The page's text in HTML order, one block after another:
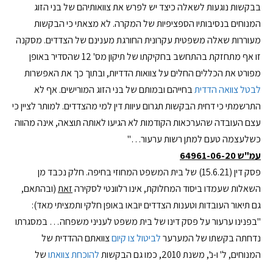
בבקשות נוגעות לשאלה כיצד יש לפרש את צוואותיהם של בני הזוג
המנוחים בנסיבותיו הספציפיות של המקרה. לא מצאתי כי הבקשות
מעוררות שאלה משפטית עקרונית החורגת מענינם של הצדדים. מסקנה
זו אף מתחזקת בהתחשב בחקיקתו של תיקון מס' 12 שהסדיר באופן
מפורט את הכללים החלים על צוואות הדדיות, ובתוך כך את האפשרות
לבטל צוואה הדדיתבחייהם ובמותם של בני הזוג המורישים. אף לא
התרשמתי כי דחית הבקשות תגרום עיוות דין למי מהצדדים. למותר לציין כי
עצם העובדה שהערכאות הקודמות לא הגיעו לאותה תוצאה, אינה מהווה
כשלעצמה טעם למתן רשות ערעור…"
עמ"ש 64961-06-20
פסק דין (15.6.21) של בית המשפט המחוזי בחיפה. חלק נכבד מן
השאלות שעמדו ביסוד המחלוקת, אינו רלוונטי לסקירהזאת(ובהתאם,
גם תיאור העובדות וטענות הצדדים יובאו באופן חלקי ותמציתי מאד):
"בפנינו ערעור על פסק דינו של בית משפט לעניני משפחה… במסגרתו
נדחתה בקשתו של המערערלביטול צו קיוםצוואתם ההדדית של
המנוחים, ל' ו-נ', משנת 2010, כמו גם הבקשות
להוכחת צוואתושל